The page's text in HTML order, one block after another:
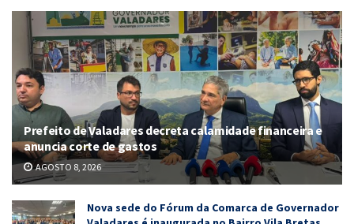
Prefeito de Valadares decreta calamidade financeira e
anuncia corte de gastos
AGOSTO 8, 2026
Nova sede do Fórum da Comarca de Governador